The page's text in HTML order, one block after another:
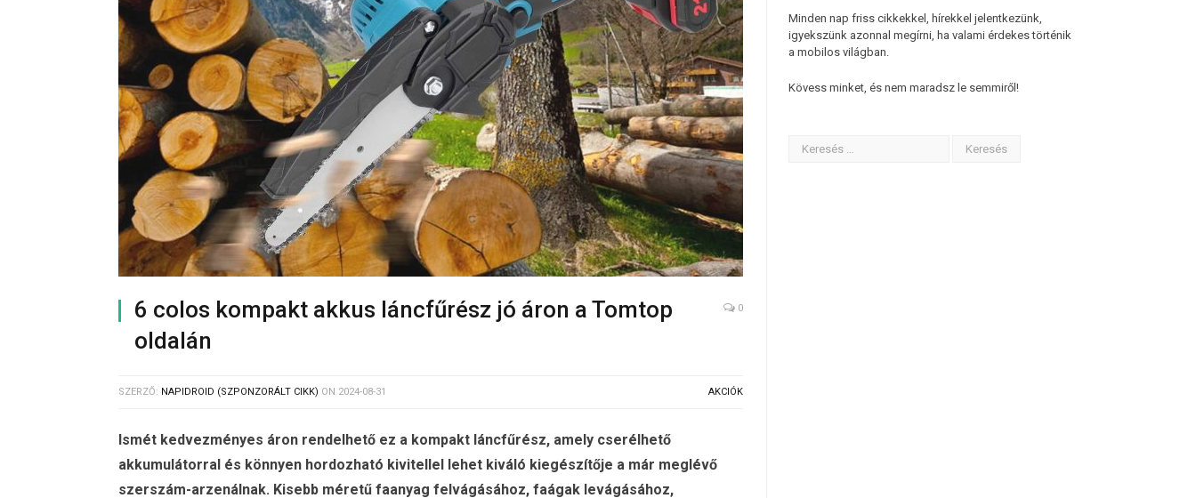
6 colos kompakt akkus láncfűrész jó áron a Tomtop
oldalán
0
SZERZŐ: NAPIDROID (SZPONZORÁLT CIKK) ON 2024-08-31 AKCIÓK
Ismét kedvezményes áron rendelhető ez a kompakt láncfűrész, amely cserélhető
akkumulátorral és könnyen hordozható kivitellel lehet kiváló kiegészítője a már meglévő
szerszám-arzenálnak. Kisebb méretű faanyag felvágásához, faágak levágásához,
Minden nap friss cikkekkel, hírekkel jelentkezünk,
igyekszünk azonnal megírni, ha valami érdekes történik
a mobilos világban.
Kövess minket, és nem maradsz le semmiről!